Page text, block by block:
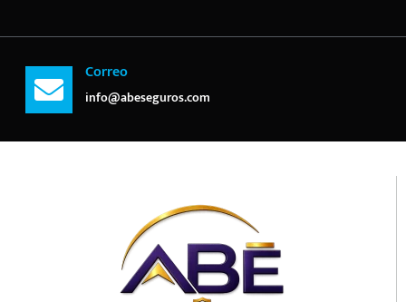
Correo
info@abeseguros.com